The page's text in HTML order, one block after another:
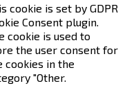
cookie is set by GDPR
Consent plugin.
cookie is used to
the user consent for
cookies in the
"Other.